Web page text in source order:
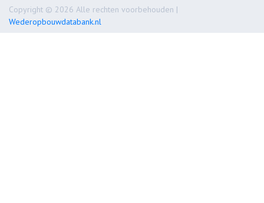
Copyright © 2026 Alle rechten voorbehouden |
Wederopbouwdatabank.nl